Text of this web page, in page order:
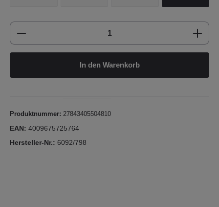
Produkt Anzahl: Gib den gewünschten
In den Warenkorb
Produktnummer: 27843405504810
EAN: 4009675725764
Hersteller-Nr.: 6092/798